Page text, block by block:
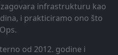
infrastrukturu kao
i prakticiramo ono što
od 2012. godine i